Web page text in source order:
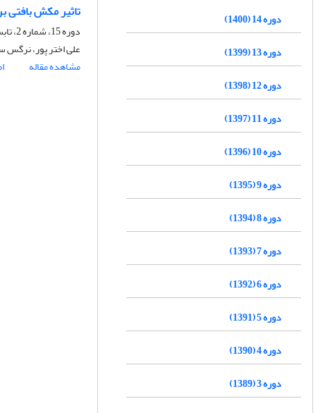
تاثیر مکش بافتی
دوره 15، شماره 2، تابستان 1401، صفحه
علی اختر پور، نرگس
مشاهده مقاله
دوره 14 (1400)
دوره 13 (1399)
دوره 12 (1398)
دوره 11 (1397)
دوره 10 (1396)
دوره 9 (1395)
دوره 8 (1394)
دوره 7 (1393)
دوره 6 (1392)
دوره 5 (1391)
دوره 4 (1390)
دوره 3 (1389)